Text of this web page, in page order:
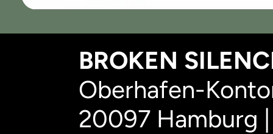
BROKEN
Oberhafen-
20097 Hamburg